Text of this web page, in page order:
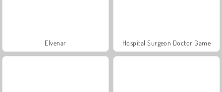
Elvenar Hospital Surgeon Doctor Game